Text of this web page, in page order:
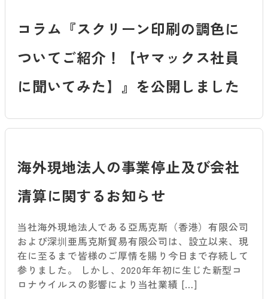
コラム『スクリーン印刷の調色に
ついてご紹介！【ヤマックス社員
に聞いてみた】』を公開しました
海外現地法人の事業停止及び会社
清算に関するお知らせ
当社海外現地法人である亞馬克斯（香港）有限公司
および深圳亜馬克斯貿易有限公司は、設立以来、現
在に至るまで皆様のご厚情を賜り今日まで存続して
参りました。 しかし、2020年年初に生じた新型コ
ロナウイルスの影響により当社業績 […]